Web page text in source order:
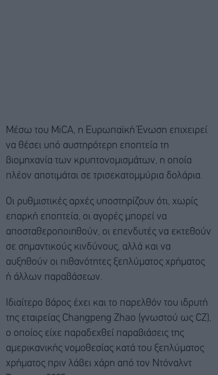
Μέσω του MiCA, η Ευρωπαϊκή Ένωση επιχειρεί
να θέσει υπό αυστηρότερη εποπτεία τη
βιομηχανία των κρυπτονομισμάτων, η οποία
πλέον αποτιμάται σε τρισεκατομμύρια δολάρια.
Οι ρυθμιστικές αρχές υποστηρίζουν ότι, χωρίς
επαρκή εποπτεία, οι αγορές μπορεί να
αποσταθεροποιηθούν, οι επενδυτές να εκτεθούν
σε σημαντικούς κινδύνους, αλλά και να
αυξηθούν οι πιθανότητες ξεπλύματος χρήματος
ή άλλων παραβάσεων.
Ιδιαίτερο βάρος έχει και το παρελθόν του ιδρυτή
της εταιρείας Changpeng Zhao (γνωστού ως CZ),
ο οποίος είχε παραδεχθεί παραβιάσεις της
αμερικανικής νομοθεσίας κατά του ξεπλύματος
χρήματος πριν λάβει χάρη από τον Ντόναλντ